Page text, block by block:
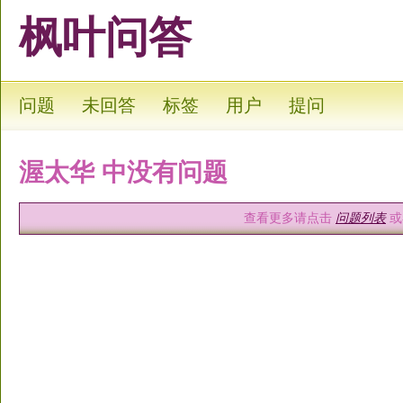
枫叶问答
问题 未回答 标签 用户 提问
渥太华 中没有问题
查看更多请点击 问题列表